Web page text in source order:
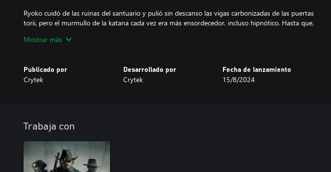
Ryoko cuidó de las ruinas del santuario y pulió sin descanso las vigas carbonizadas de las puertas
torii, pero el murmullo de la katana cada vez era más ensordecedor, incluso hipnótico. Hasta que,
Cruzó un lago helado bajo la atenta mirada de mil pájaros. Si sus ojos se cruzaban una sola vez, su
alma quedaría encerrada en sus mansas alas.
Al final, apareció lo que hacía cantar a la espada: una grulla con una miríada de cigarras brotando
de sus pulmones infestados y heridos. La grulla atravesó su mandíbula con el pico y rezó.
"Alégrate, pues cada nuevo agujero es otro hueco por el que la luz puede brillar".
Mostrar más
Publicado por
Crytek
Desarrollado por
Crytek
Fecha de lanzamiento
15/8/2024
Trabaja con